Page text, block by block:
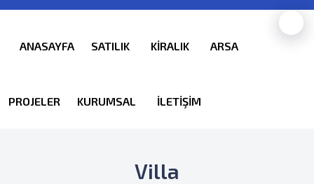
ANASAYFA SATILIK KİRALIK ARSA
PROJELER KURUMSAL İLETİŞİM
Villa